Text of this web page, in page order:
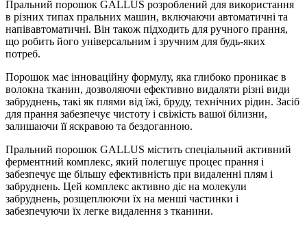
Пральний порошок GALLUS розроблений для використання
в різних типах пральних машин, включаючи автоматичні та
напівавтоматичні. Він також підходить для ручного прання,
що робить його універсальним і зручним для будь-яких
потреб.
Порошок має інноваційну формулу, яка глибоко проникає в
волокна тканин, дозволяючи ефективно видаляти різні види
забруднень, такі як плями від їжі, бруду, технічних рідин. Засіб
для прання забезпечує чистоту і свіжість вашої білизни,
залишаючи її яскравою та бездоганною.
Пральний порошок GALLUS містить спеціальний активний
ферментний комплекс, який полегшує процес прання і
забезпечує ще більшу ефективність при видаленні плям і
забруднень. Цей комплекс активно діє на молекули
забруднень, розщеплюючи їх на менші частинки і
забезпечуючи їх легке видалення з тканини.